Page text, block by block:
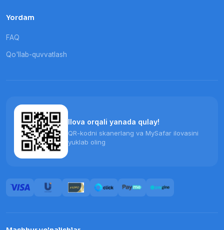
Yordam
FAQ
Qo'llab-quvvatlash
Ilova orqali yanada qulay!
QR-kodni skanerlang va MySafar ilovasini
yuklab oling